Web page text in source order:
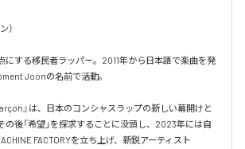
）
にする移民者ラッパー。2011年から日本語で楽曲を発
Joonの名前で活動。
』は、日本のコンシャスラップの新しい幕開けと
の後「希望」を探求することに没頭し、2023年には自
FACTORYを立ち上げ、新鋭アーティスト